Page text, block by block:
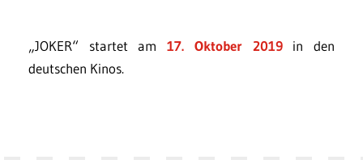
„JOKER“ startet am17. Oktober 2019in den
deutschen Kinos.